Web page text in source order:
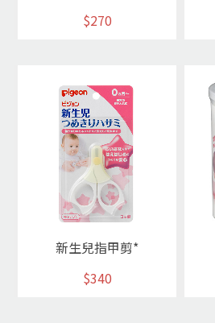
$270
新生兒指甲剪*
$340